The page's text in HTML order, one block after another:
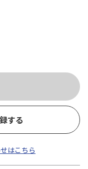
する
はこちら